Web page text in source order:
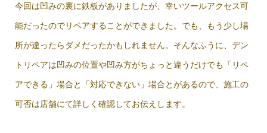
今回は凹みの裏に鉄板がありましたが、幸いツールアクセス可
能だったのでリペアすることができました。でも、もう少し場
所が違ったらダメだったかもしれません。そんなふうに、デン
トリペアは凹みの位置や凹み方がちょっと違うだけでも「リペ
アできる」場合と「対応できない」場合とがあるので、施工の
可否は店舗にて詳しく確認してお伝えします。